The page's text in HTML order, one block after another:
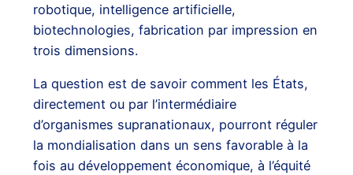
robotique, intelligence artificielle,
biotechnologies, fabrication par impression en
trois dimensions.
La question est de savoir comment les États,
directement ou par l’intermédiaire
d’organismes supranationaux, pourront réguler
la mondialisation dans un sens favorable à la
fois au développement économique, à l’équité